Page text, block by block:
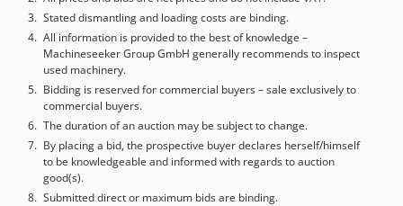
Stated dismantling and loading costs are binding.
All information is provided to the best of knowledge –
Machineseeker Group GmbH generally recommends to inspect
used machinery.
Bidding is reserved for commercial buyers – sale exclusively to
commercial buyers.
The duration of an auction may be subject to change.
By placing a bid, the prospective buyer declares herself/himself
to be knowledgeable and informed with regards to auction
good(s).
Submitted direct or maximum bids are binding.